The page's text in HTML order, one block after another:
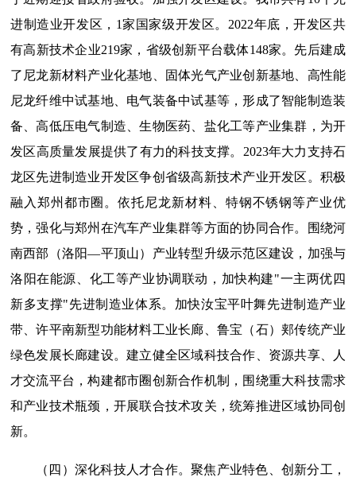
进制造业开发区，1家国家级开发区。2022年底，开发区共
有高新技术企业219家，省级创新平台载体148家。先后建成
了尼龙新材料产业化基地、固体光气产业创新基地、高性能
尼龙纤维中试基地、电气装备中试基等，形成了智能制造装
备、高低压电气制造、生物医药、盐化工等产业集群，为开
发区高质量发展提供了有力的科技支撑。2023年大力支持石
龙区先进制造业开发区争创省级高新技术产业开发区。积极
融入郑州都市圈。依托尼龙新材料、特钢不锈钢等产业优
势，强化与郑州在汽车产业集群等方面的协同合作。围绕河
南西部（洛阳—平顶山）产业转型升级示范区建设，加强与
洛阳在能源、化工等产业协调联动，加快构建"一主两优四
新多支撑"先进制造业体系。加快汝宝平叶舞先进制造产业
带、许平南新型功能材料工业长廊、鲁宝（石）郏传统产业
绿色发展长廊建设。建立健全区域科技合作、资源共享、人
才交流平台，构建都市圈创新合作机制，围绕重大科技需求
和产业技术瓶颈，开展联合技术攻关，统筹推进区域协同创
新。
（四）深化科技人才合作。聚焦产业特色、创新分工，